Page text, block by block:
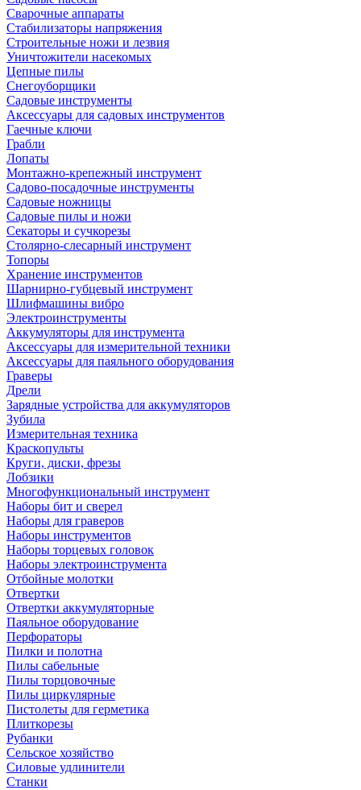
Сварочные аппараты
Стабилизаторы напряжения
Строительные ножи и лезвия
Уничтожители насекомых
Цепные пилы
Снегоуборщики
Садовые инструменты
Аксессуары для садовых инструментов
Гаечные ключи
Грабли
Лопаты
Монтажно-крепежный инструмент
Садово-посадочные инструменты
Садовые ножницы
Садовые пилы и ножи
Секаторы и сучкорезы
Столярно-слесарный инструмент
Топоры
Хранение инструментов
Шарнирно-губцевый инструмент
Шлифмашины вибро
Электроинструменты
Аккумуляторы для инструмента
Аксессуары для измерительной техники
Аксессуары для паяльного оборудования
Граверы
Дрели
Зарядные устройства для аккумуляторов
Зубила
Измерительная техника
Краскопульты
Круги, диски, фрезы
Лобзики
Многофункциональный инструмент
Наборы бит и сверел
Наборы для граверов
Наборы инструментов
Наборы торцевых головок
Наборы электроинструмента
Отбойные молотки
Отвертки
Отвертки аккумуляторные
Паяльное оборудование
Перфораторы
Пилки и полотна
Пилы сабельные
Пилы торцовочные
Пилы циркулярные
Пистолеты для герметика
Плиткорезы
Рубанки
Сельское хозяйство
Силовые удлинители
Станки